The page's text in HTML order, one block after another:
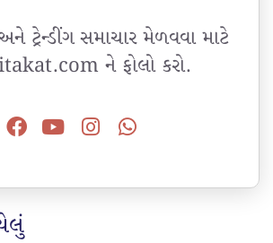
ટ્રેન્ડીંગ સમાચાર મેળવવા માટે
ને ફોલો કરો.